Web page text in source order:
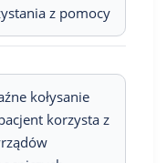
z pomocy
kołysanie
korzysta z